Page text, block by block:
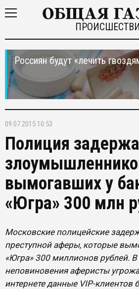
Россиян будут «лечить
09.07.2015 10:53
Полиция
вымогавших у
«Югра» 300 млн
Московские полицейские
преступной аферы, которые
«Югра» 300 миллионов рублей. В
неповиновения аферисты
интернете данные VIP-клиентов